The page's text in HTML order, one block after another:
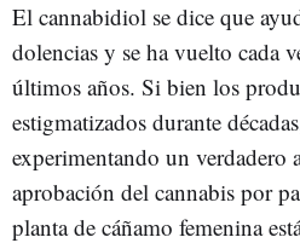
El cannabidiol se dice que
dolencias y se ha vuelto cada
últimos años. Si bien los
estigmatizados durante
experimentando un verdadero
aprobación del cannabis por
planta de cáñamo femenina